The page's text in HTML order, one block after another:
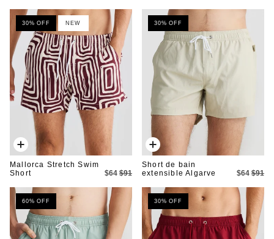
30% OFF NEW
Ajout
rapide
Mallorca Stretch Swim
Short
$64 $91
30% OFF
Ajout
rapide
Short de bain
extensible Algarve
$64 $91
60% OFF 30% OFF